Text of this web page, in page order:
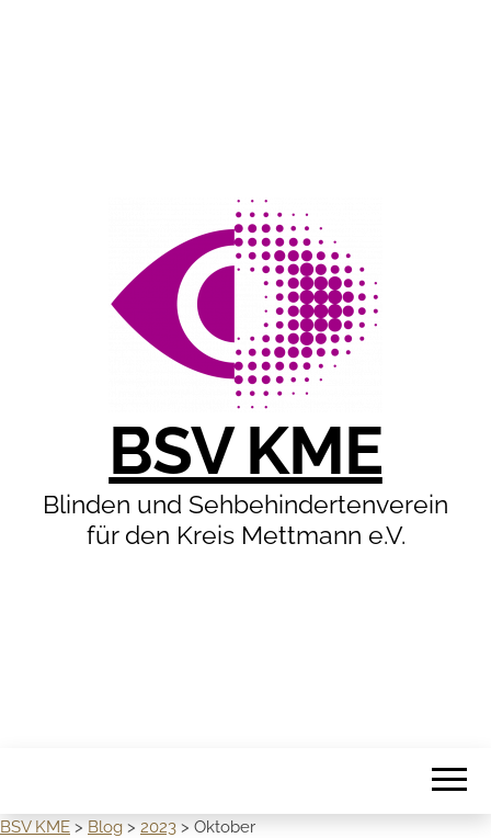
BSV KME
Blinden und Sehbehindertenverein
für den Kreis Mettmann e.V.
BSV KME > Blog > 2023 > Oktober